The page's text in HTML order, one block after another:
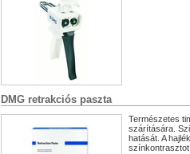
DMG retrakciós paszta
Természetes
szárítására.
hatását. A